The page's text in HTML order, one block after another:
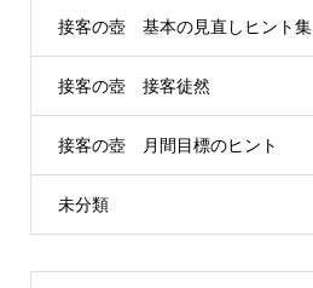
接客の壺 基本の見直しヒント集
接客の壺 接客徒然
接客の壺 月間目標のヒント
未分類